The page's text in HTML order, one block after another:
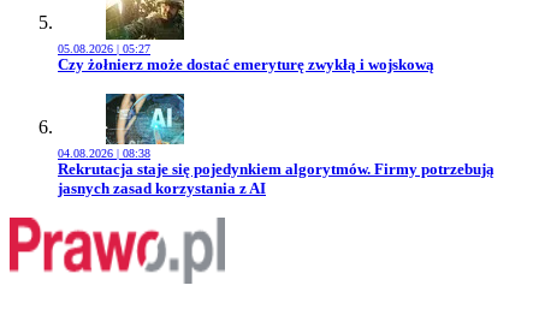
05.08.2026 | 05:27
Przejdź do artykułu:
Czy żołnierz może dostać emeryturę zwykłą i wojskową
04.08.2026 | 08:38
Przejdź do artykułu:
Rekrutacja staje się pojedynkiem algorytmów. Firmy potrzebują
jasnych zasad korzystania z AI